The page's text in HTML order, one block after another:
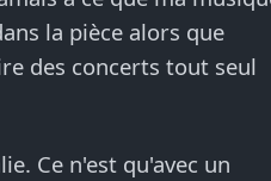
la pièce alors que
des concerts tout seul
Ce n'est qu'avec un